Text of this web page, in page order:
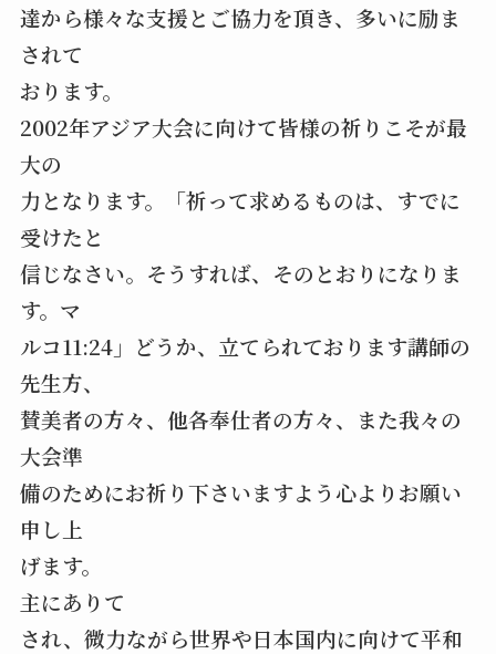
達から様々な支援とご協力を頂き、多いに励ま
されて
おります。
2002年アジア大会に向けて皆様の祈りこそが最
大の
力となります。「祈って求めるものは、すでに
受けたと
信じなさい。そうすれば、そのとおりになりま
す。マ
ルコ11:24」どうか、立てられております講師の
先生方、
賛美者の方々、他各奉仕者の方々、また我々の
大会準
備のためにお祈り下さいますよう心よりお願い
申し上
げます。
主にありて
され、微力ながら世界や日本国内に向けて平和